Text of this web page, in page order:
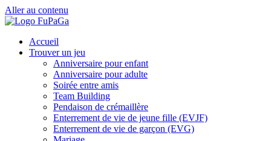
Aller au contenu
Accueil
Trouver un jeu
Anniversaire pour enfant
Anniversaire pour adulte
Soirée entre amis
Team Building
Pendaison de crémaillère
Enterrement de vie de jeune fille (EVJF)
Enterrement de vie de garçon (EVG)